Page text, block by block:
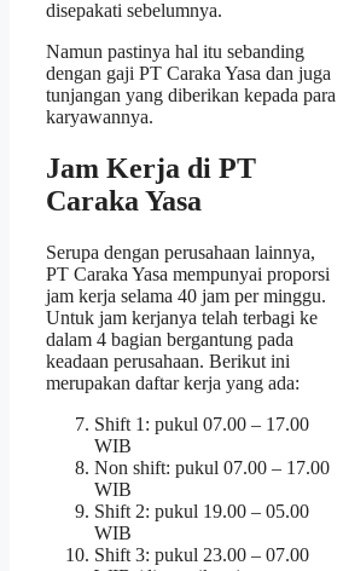
disepakati sebelumnya.
Namun pastinya hal itu sebanding
dengan gaji PT Caraka Yasa dan juga
tunjangan yang diberikan kepada para
karyawannya.
Jam Kerja di PT
Caraka Yasa
Serupa dengan perusahaan lainnya,
PT Caraka Yasa mempunyai proporsi
jam kerja selama 40 jam per minggu.
Untuk jam kerjanya telah terbagi ke
dalam 4 bagian bergantung pada
keadaan perusahaan. Berikut ini
merupakan daftar kerja yang ada:
Shift 1: pukul 07.00 – 17.00
WIB
Non shift: pukul 07.00 – 17.00
WIB
Shift 2: pukul 19.00 – 05.00
WIB
Shift 3: pukul 23.00 – 07.00